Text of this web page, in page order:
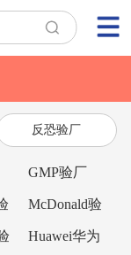
反恐验厂
GMP验厂
McDonald验
厂
Huawei华为